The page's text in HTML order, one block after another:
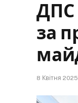
ДПС
за
8 Квітня 2025